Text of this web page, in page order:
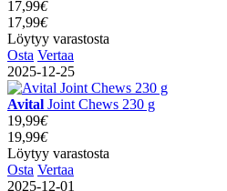
17,99€
17,99€
Löytyy varastosta
Osta Vertaa
2025-12-25
Avital Joint Chews 230 g
19,99€
19,99€
Löytyy varastosta
Osta Vertaa
2025-12-01